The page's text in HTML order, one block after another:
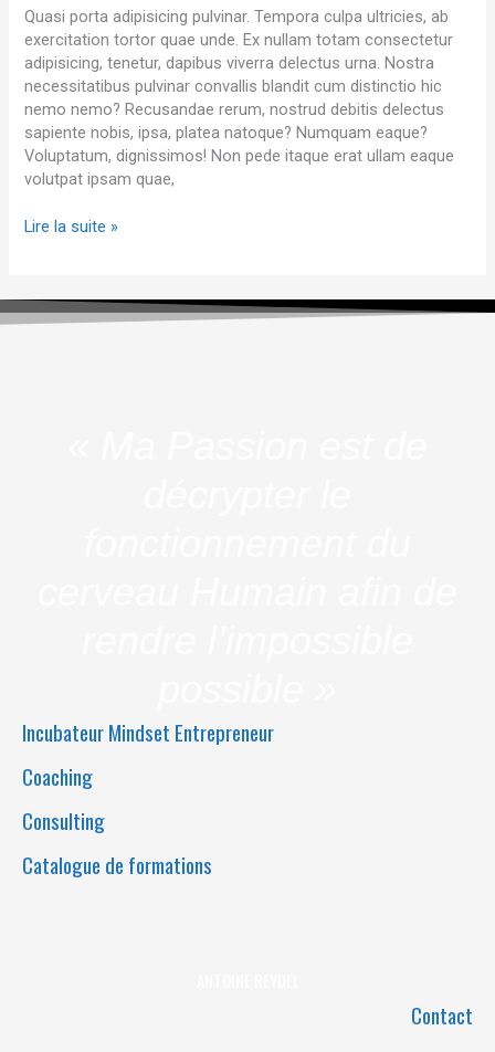
Quasi porta adipisicing pulvinar. Tempora culpa ultricies, ab
exercitation tortor quae unde. Ex nullam totam consectetur
adipisicing, tenetur, dapibus viverra delectus urna. Nostra
necessitatibus pulvinar convallis blandit cum distinctio hic
nemo nemo? Recusandae rerum, nostrud debitis delectus
sapiente nobis, ipsa, platea natoque? Numquam eaque?
Voluptatum, dignissimos! Non pede itaque erat ullam eaque
volutpat ipsam quae,
ca
vaut
la
peine?
Lire la suite »
Incubateur Mindset Entrepreneur
Coaching
Consulting
Catalogue de formations
Contact